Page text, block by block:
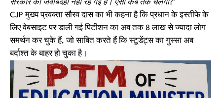
सरकार की जवाबदेही नहीं रह गई है। ऐसा कब तक चलेगा?’
CJP मुख्य प्रवक्ता सौरव दास का भी कहना है कि प्रधान के इस्तीफे के
लिए वेबसाइट पर डाली गई पिटीशन का अब तक 8 लाख से ज्यादा लोग
समर्थन कर चुके हैं, जो साबित करते हैं कि स्टूडेंट्स का गुस्सा अब
बर्दाश्त के बाहर हो चुका है।